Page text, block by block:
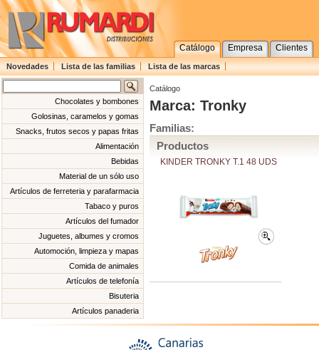
Catálogo Empresa Clientes
Novedades Lista de las familias Lista de las marcas
Catálogo
Marca: Tronky
Familias:
Productos
KINDER TRONKY T.1 48 UDS
Chocolates y bombones
Golosinas, caramelos y gomas
Snacks, frutos secos y papas fritas
Alimentación
Bebidas
Material de un sólo uso
Artículos de ferreteria y parafarmacia
Tabaco y puros
Artículos del fumador
Juguetes, albumes y cromos
Automoción, limpieza y mapas
Comida de animales
Artículos de telefonía
Bisuteria
Artículos panaderia